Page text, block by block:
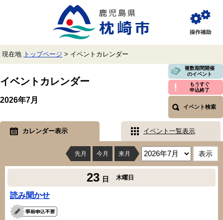
で
ば
本
へ
覧
補
現在地 トップページ > イベントカレンダー
イベントカレンダー
複数期間開催
のイベント
もうすぐ
申込終了
イベント検索
2026年7月
カレンダー表示 イベント一覧表示
先月 今月 来月
23 日 木曜日
読み聞かせ